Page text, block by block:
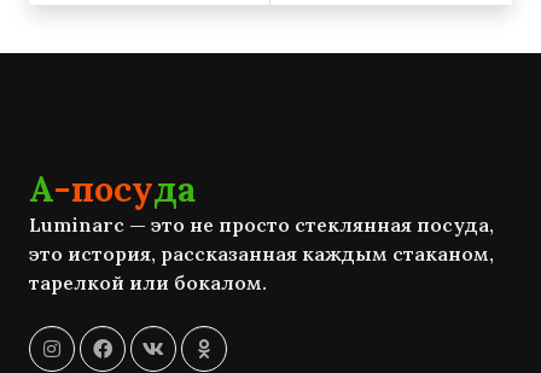
А-посуда
Luminarc — это не просто стеклянная посуда,
это история, рассказанная каждым стаканом,
тарелкой или бокалом.